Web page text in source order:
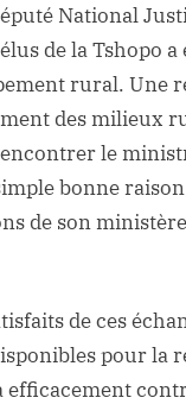
reçoit
le
caucus
des
députés
nationaux
National
de la Tshopo
rural. Une
des milieux
le
bonne
de son
de ces
pour la
efficacement